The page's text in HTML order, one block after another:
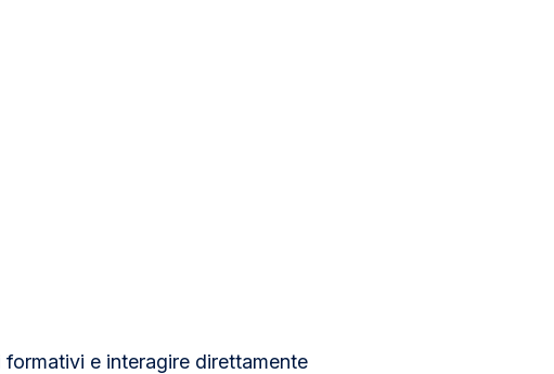
e interagire direttamente